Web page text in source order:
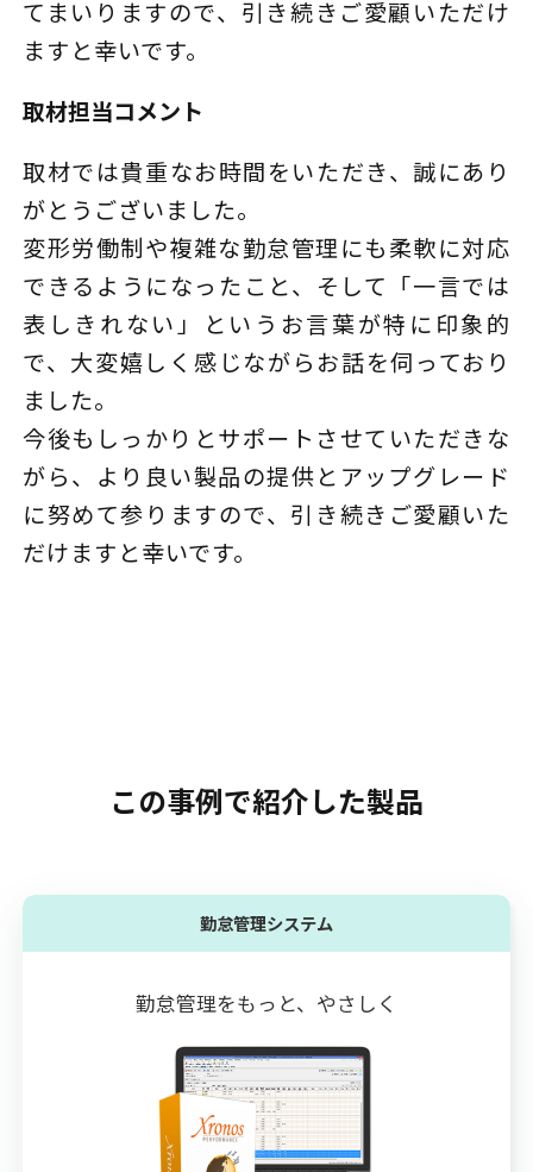
てまいりますので、引き続きご愛顧いただけ
ますと幸いです。
取材担当コメント
取材では貴重なお時間をいただき、誠にあり
がとうございました。
変形労働制や複雑な勤怠管理にも柔軟に対応
できるようになったこと、そして「一言では
表しきれない」というお言葉が特に印象的
で、大変嬉しく感じながらお話を伺っており
ました。
今後もしっかりとサポートさせていただきな
がら、より良い製品の提供とアップグレード
に努めて参りますので、引き続きご愛顧いた
だけますと幸いです。
この事例で紹介した製品
勤怠管理システム
勤怠管理をもっと、やさしく